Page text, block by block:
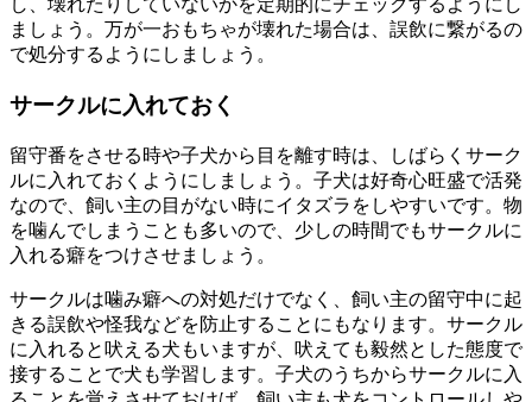
し、壊れたりしていないかを定期的にチェックするようにし
ましょう。万が一おもちゃが壊れた場合は、誤飲に繋がるの
で処分するようにしましょう。
サークルに入れておく
留守番をさせる時や子犬から目を離す時は、しばらくサーク
ルに入れておくようにしましょう。子犬は好奇心旺盛で活発
なので、飼い主の目がない時にイタズラをしやすいです。物
を噛んでしまうことも多いので、少しの時間でもサークルに
入れる癖をつけさせましょう。
サークルは噛み癖への対処だけでなく、飼い主の留守中に起
きる誤飲や怪我などを防止することにもなります。サークル
に入れると吠える犬もいますが、吠えても毅然とした態度で
接することで犬も学習します。子犬のうちからサークルに入